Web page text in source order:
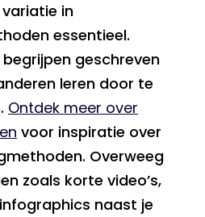
in
essentieel.
geschreven
leren door te
Ontdek meer over
voor inspiratie over
Overweeg
zoals korte video’s,
naast je